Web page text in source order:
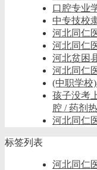
口腔专业
中专技校
河北同仁
河北同仁
河北贫困
河北同仁
(中职学校
孩子没考
腔 / 药剂
河北同仁
标签列表
河北同仁